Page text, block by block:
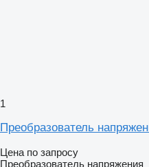
1
Преобразователь
Цена по запросу
Преобразователь напряжения